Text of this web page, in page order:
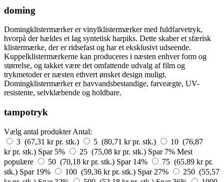
doming
Domingklistermærker er vinylklistermærker med fuldfarvetryk,
hvorpå der hældes et lag syntetisk harpiks. Dette skaber et sfærisk
klistermærke, der er ridsefast og har et eksklusivt udseende.
Kuppelklistermærkerne kan produceres i næsten enhver form og
størrelse, og takket være det omfattende udvalg af film og
trykmetoder er næsten ethvert ønsket design muligt.
Domingklistermærker er havvandsbestandige, farveægte, UV-
resistente, selvklæbende og holdbare.
tampotryk
Vælg antal produkter Antal:
3 (67,31 kr pr. stk.)
5 (80,71 kr pr. stk.)
10 (76,87
kr pr. stk.) Spar 5% 25 (75,08 kr pr. stk.) Spar 7% Mest
populære
50 (70,18 kr pr. stk.) Spar 14%
75 (65,89 kr pr.
stk.) Spar 19% 100 (59,36 kr pr. stk.) Spar 27%
250 (55,57